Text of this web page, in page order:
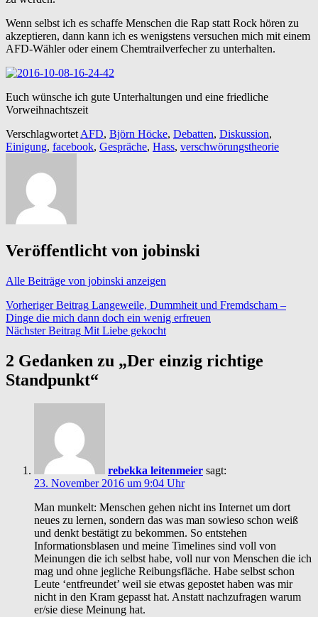
Wenn selbst ich es schaffe Menschen die Rap statt Rock hören zu
akzeptieren, dann kann ich es wenigstens versuchen mich mit einem
AFD-Wähler oder einem Chemtrailverfecher zu unterhalten.
Euch wünsche ich gute Unterhaltungen und eine friedliche
Vorweihnachtszeit
Verschlagwortet AFD, Björn Höcke, Debatten, Diskussion,
Einigung, facebook, Gespräche, Hass, verschwörungstheorie
Veröffentlicht von jobinski
Alle Beiträge von jobinski anzeigen
Beitragsnavigation
Vorheriger Beitrag Langeweile, Dummheit und Fremdscham –
Dinge die mich dann doch ein wenig erfreuen
Nächster Beitrag Mit Liebe gekocht
2 Gedanken zu „Der einzig richtige
Standpunkt“
rebekka leitenmeier sagt:
23. November 2016 um 9:04 Uhr
Man munkelt: Menschen gehen nicht ins Internet um dort
neues zu lernen, sondern das was man sowieso schon weiß
und denkt bestätigt zu bekommen. So entstehen
Informationsblasen und meine Timelines sind voll von
Meinungen die ich selbst habe, voll nur von Menschen die ich
mag und ohne jegliche Reibungsfläche. Habe selbst schon
Leute ‘entfreundet’ weil sie etwas gepostet haben was mir
nicht in den Kram gepasst hat. Anstatt nachzufragen warum
er/sie diese Meinung hat.